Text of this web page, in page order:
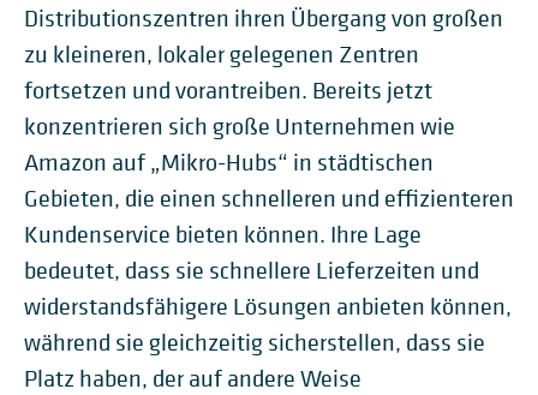
Distributionszentren ihren Übergang von großen
zu kleineren, lokaler gelegenen Zentren
fortsetzen und vorantreiben. Bereits jetzt
konzentrieren sich große Unternehmen wie
Amazon auf „Mikro-Hubs“ in städtischen
Gebieten, die einen schnelleren und effizienteren
Kundenservice bieten können. Ihre Lage
bedeutet, dass sie schnellere Lieferzeiten und
widerstandsfähigere Lösungen anbieten können,
während sie gleichzeitig sicherstellen, dass sie
Platz haben, der auf andere Weise